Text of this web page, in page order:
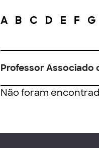
A B C D E F G
Professor Associado
Não foram